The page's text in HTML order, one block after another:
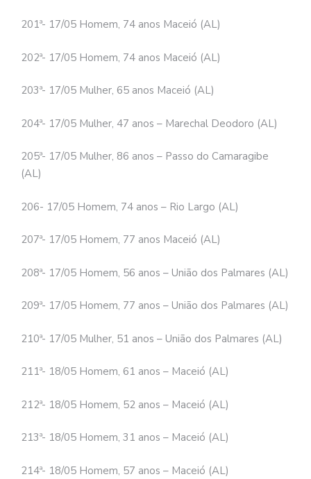
201ª- 17/05 Homem, 74 anos Maceió (AL)
202ª- 17/05 Homem, 74 anos Maceió (AL)
203ª- 17/05 Mulher, 65 anos Maceió (AL)
204ª- 17/05 Mulher, 47 anos – Marechal Deodoro (AL)
205ª- 17/05 Mulher, 86 anos – Passo do Camaragibe
(AL)
206- 17/05 Homem, 74 anos – Rio Largo (AL)
207ª- 17/05 Homem, 77 anos Maceió (AL)
208ª- 17/05 Homem, 56 anos – União dos Palmares (AL)
209ª- 17/05 Homem, 77 anos – União dos Palmares (AL)
210ª- 17/05 Mulher, 51 anos – União dos Palmares (AL)
211ª- 18/05 Homem, 61 anos – Maceió (AL)
212ª- 18/05 Homem, 52 anos – Maceió (AL)
213ª- 18/05 Homem, 31 anos – Maceió (AL)
214ª- 18/05 Homem, 57 anos – Maceió (AL)